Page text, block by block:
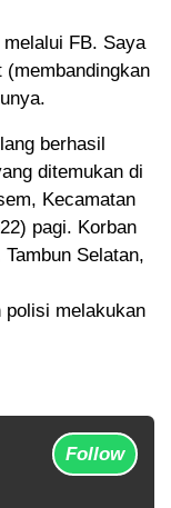
FB. Saya
(membandingkan
berhasil
ditemukan di
Kecamatan
pagi. Korban
Selatan,
polisi melakukan
Follow